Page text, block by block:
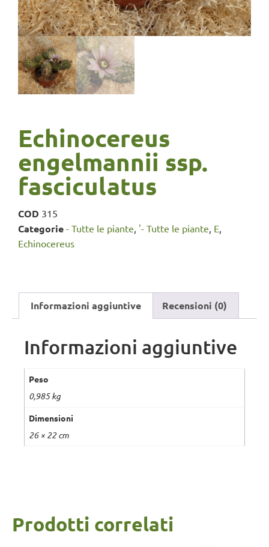
Echinocereus
engelmannii ssp.
fasciculatus
COD 315
Categorie - Tutte le piante, '- Tutte le piante, E,
Echinocereus
Informazioni aggiuntive Recensioni (0)
Informazioni aggiuntive
Peso
0,985 kg
Dimensioni
26 × 22 cm
Prodotti correlati